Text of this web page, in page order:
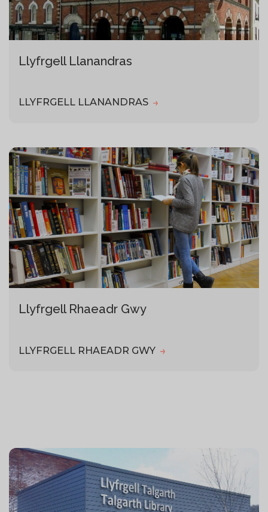
Llyfrgell Llanandras
LLYFRGELL LLANANDRAS
Llyfrgell Rhaeadr Gwy
LLYFRGELL RHAEADR GWY